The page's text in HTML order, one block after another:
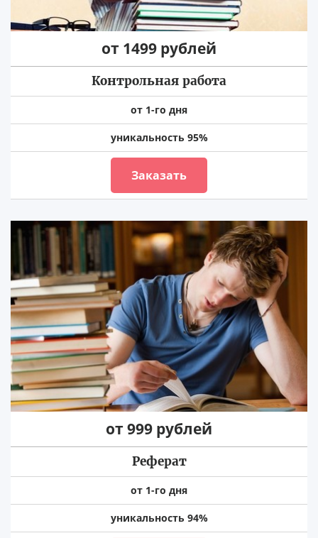
от 1499 рублей
Контрольная работа
от 1-го дня
уникальность 95%
Заказать
от 999 рублей
Реферат
от 1-го дня
уникальность 94%